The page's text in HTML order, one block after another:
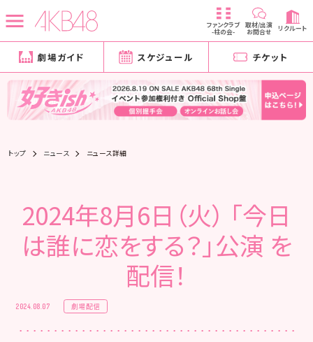
ファンクラブ
-柱の会-
取材/出演
お問合せ リクルート
劇場ガイド スケジュール チケット
トップ ニュース ニュース詳細
2024年8月6日（火） 「今日
は誰に恋をする？」公演 を
配信！
2024.08.07 劇場配信